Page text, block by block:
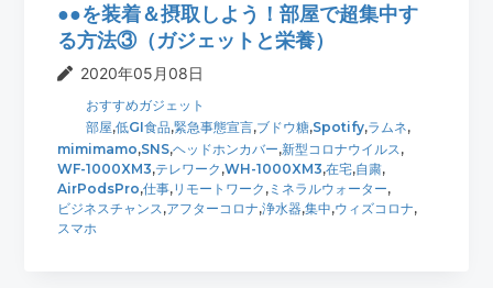
●●を装着＆摂取しよう！部屋で超集中す
る方法③（ガジェットと栄養）
2020年05月08日
おすすめガジェット
部屋,低GI食品,緊急事態宣言,ブドウ糖,Spotify,ラムネ,
mimimamo,SNS,ヘッドホンカバー,新型コロナウイルス ,
WF-1000XM3,テレワーク ,WH-1000XM3,在宅,自粛,
AirPodsPro,仕事,リモートワーク , ミネラルウォーター,
ビジネスチャンス ,アフターコロナ,浄水器,集中,ウィズコロナ,
スマホ